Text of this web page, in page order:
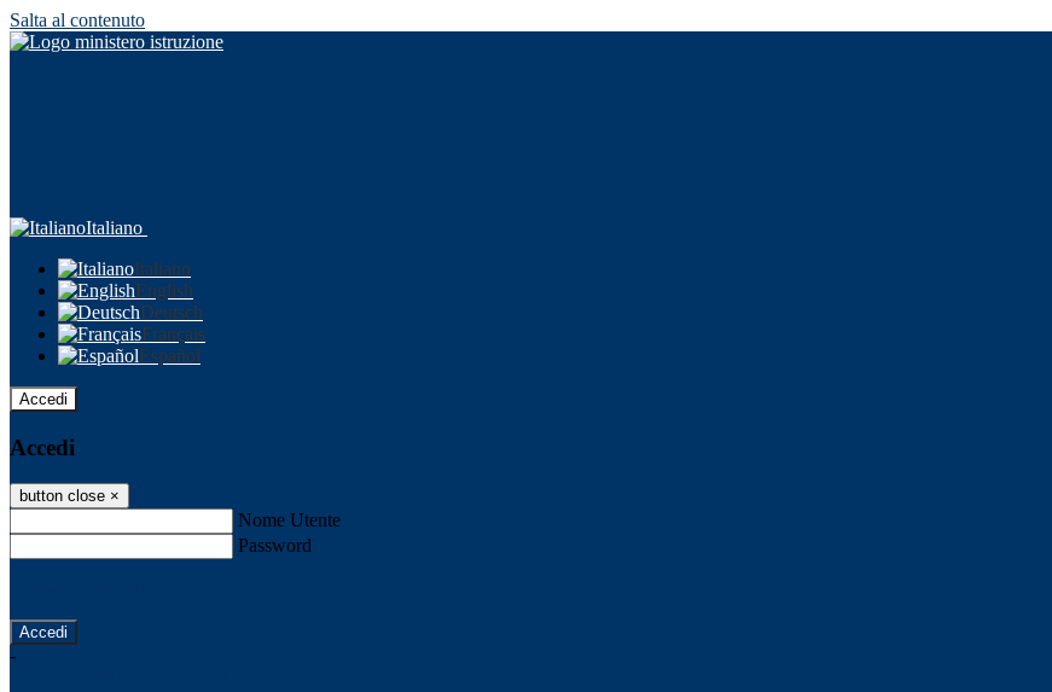
Salta al contenuto
Italiano
Italiano
English
Deutsch
Français
Español
Accedi
Accedi
button close ×
Nome Utente
Password
-